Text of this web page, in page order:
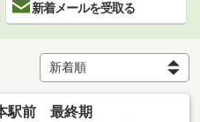
新着メールを受取る
駅前 最終期